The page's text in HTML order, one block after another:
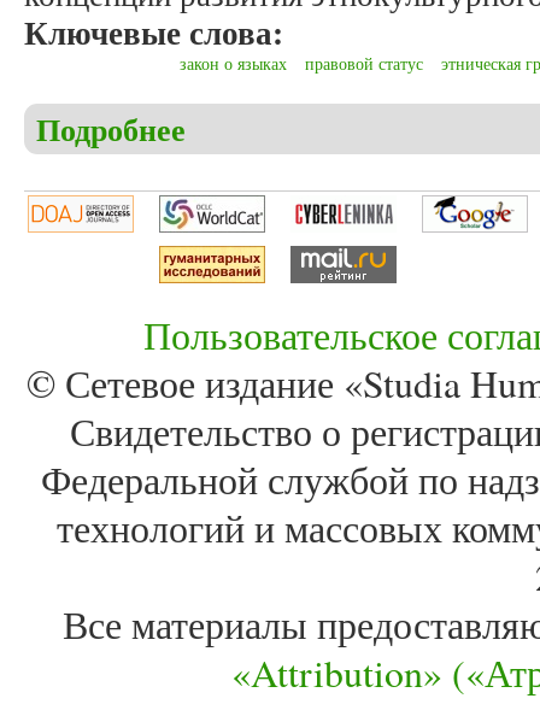
Ключевые слова:
закон о языках правовой статус этническая
Подробнее
Пользовательское
© Сетевое издание «Studia
Свидетельство о
Федеральной службой по
технологий и массовых
Все материалы
«Attribution»